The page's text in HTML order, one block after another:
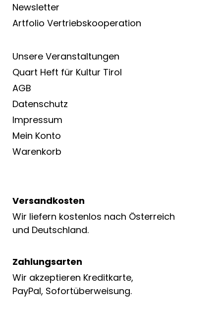
Newsletter
Artfolio Vertriebs­kooperation
Unsere Veranstaltungen
Quart Heft für Kultur Tirol
AGB
Datenschutz
Impressum
Mein Konto
Warenkorb
Versandkosten
Wir liefern kostenlos nach Österreich
und Deutschland.
Zahlungsarten
Wir akzeptieren Kreditkarte,
PayPal, Sofortüberweisung.